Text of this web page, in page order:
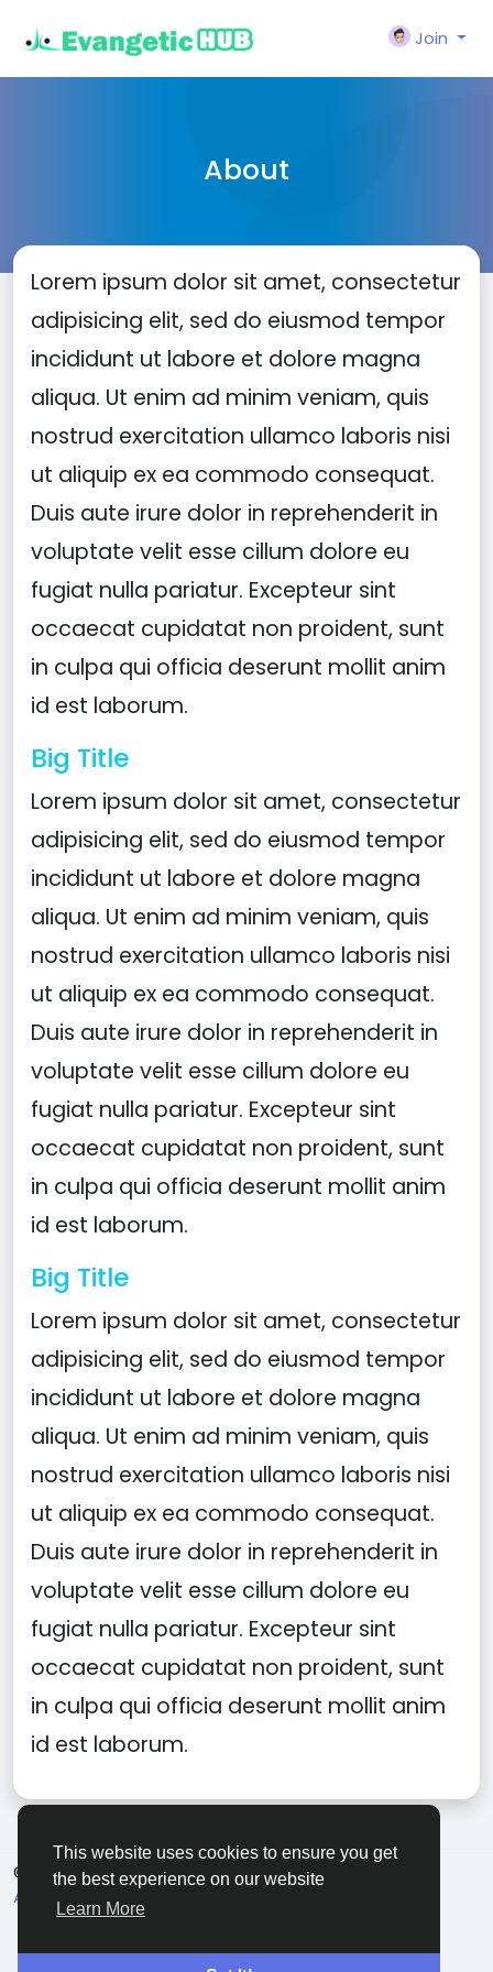
This website uses cookies to ensure you get
the best experience on our website
Learn More
Join
About
Lorem ipsum dolor sit amet, consectetur
adipisicing elit, sed do eiusmod tempor
incididunt ut labore et dolore magna
aliqua. Ut enim ad minim veniam, quis
nostrud exercitation ullamco laboris nisi
ut aliquip ex ea commodo consequat.
Duis aute irure dolor in reprehenderit in
voluptate velit esse cillum dolore eu
fugiat nulla pariatur. Excepteur sint
occaecat cupidatat non proident, sunt
in culpa qui officia deserunt mollit anim
id est laborum.
Big Title
Lorem ipsum dolor sit amet, consectetur
adipisicing elit, sed do eiusmod tempor
incididunt ut labore et dolore magna
aliqua. Ut enim ad minim veniam, quis
nostrud exercitation ullamco laboris nisi
ut aliquip ex ea commodo consequat.
Duis aute irure dolor in reprehenderit in
voluptate velit esse cillum dolore eu
fugiat nulla pariatur. Excepteur sint
occaecat cupidatat non proident, sunt
in culpa qui officia deserunt mollit anim
id est laborum.
Big Title
Lorem ipsum dolor sit amet, consectetur
adipisicing elit, sed do eiusmod tempor
incididunt ut labore et dolore magna
aliqua. Ut enim ad minim veniam, quis
nostrud exercitation ullamco laboris nisi
ut aliquip ex ea commodo consequat.
Duis aute irure dolor in reprehenderit in
voluptate velit esse cillum dolore eu
fugiat nulla pariatur. Excepteur sint
occaecat cupidatat non proident, sunt
in culpa qui officia deserunt mollit anim
id est laborum.
© 2026 Evangetic HUB
English
About
Terms